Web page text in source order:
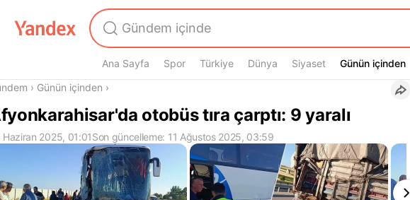
Ana Sayfa Spor Türkiye Dünya Siyaset Günün içinden
Günün içinden
› Günün içinden ›
otobüs tıra çarptı: 9 yaralı
Haziran 2025, 01:01Son güncelleme: 11 Ağustos 2025, 03:59